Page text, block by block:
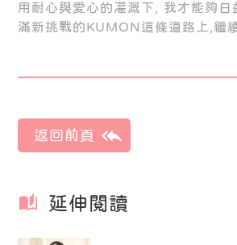
用耐心與愛心的灌溉下, 我才能夠日
滿新挑戰的KUMON這條道路上,繼
延伸閱讀